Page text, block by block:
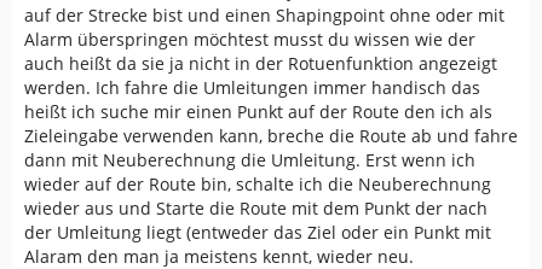
auf der Strecke bist und einen Shapingpoint ohne oder mit
Alarm überspringen möchtest musst du wissen wie der
auch heißt da sie ja nicht in der Rotuenfunktion angezeigt
werden. Ich fahre die Umleitungen immer handisch das
heißt ich suche mir einen Punkt auf der Route den ich als
Zieleingabe verwenden kann, breche die Route ab und fahre
dann mit Neuberechnung die Umleitung. Erst wenn ich
wieder auf der Route bin, schalte ich die Neuberechnung
wieder aus und Starte die Route mit dem Punkt der nach
der Umleitung liegt (entweder das Ziel oder ein Punkt mit
Alaram den man ja meistens kennt, wieder neu.